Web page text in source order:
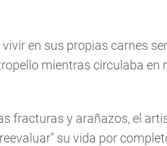
en sus propias carnes
mientras circulaba en
fracturas y arañazos, el
su vida por